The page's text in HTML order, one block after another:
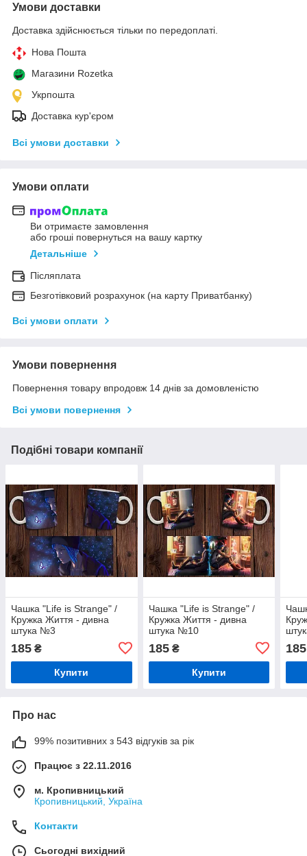
Умови доставки
Доставка здійснюється тільки по передоплаті.
Нова Пошта
Магазини Rozetka
Укрпошта
Доставка кур'єром
Всі умови доставки
Умови оплати
Ви отримаєте замовлення
або гроші повернуться на вашу картку
Детальніше
Післяплата
Безготівковий розрахунок (на карту Приватбанку)
Всі умови оплати
Умови повернення
Повернення товару впродовж 14 днів за домовленістю
Всі умови повернення
Подібні товари компанії
Чашка "Life is Strange" /
Кружка Життя - дивна
штука №3
185 ₴
Купити
Чашка "Life is Strange" /
Кружка Життя - дивна
штука №10
185₴
Купити
185
Про нас
99% позитивних з 543 відгуків за рік
Працює з 22.11.2016
м. Кропивницький
Кропивницький, Україна
Контакти
Сьогодні вихідний